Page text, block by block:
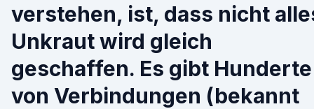
verstehen, ist, dass nicht
Unkraut wird gleich
geschaffen. Es gibt Hunderte
von Verbindungen (bekannt